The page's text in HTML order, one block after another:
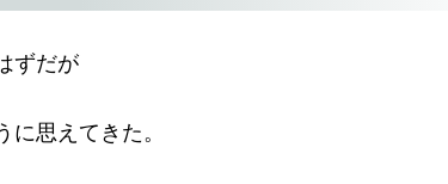
ずだが
思えてきた。